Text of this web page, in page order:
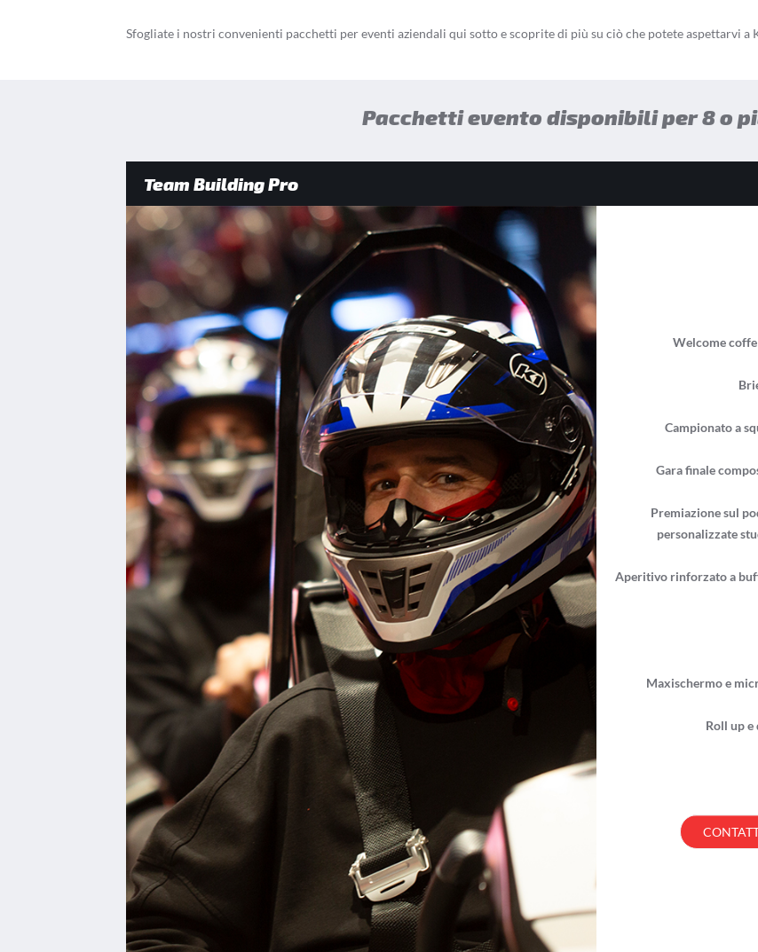
Sfogliate i nostri convenienti pacchetti per eventi aziendali qui sotto e scoprite di più su ciò che potete aspettarvi a
Pacchetti evento disponibili per 8 o
Team Building Pro
Welcome
Campionato a
Gara finale
Premiazione sul
personalizzate
Aperitivo rinforzato a
Maxischermo e
Roll up